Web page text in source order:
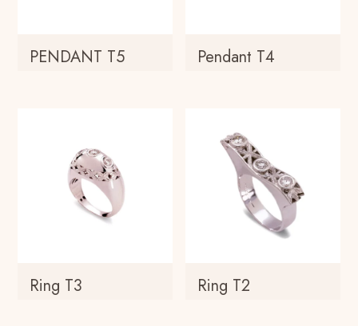
PENDANT T5 Pendant T4
Ring T3 Ring T2